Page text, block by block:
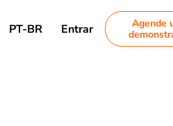
PT-BR Entrar
Agende